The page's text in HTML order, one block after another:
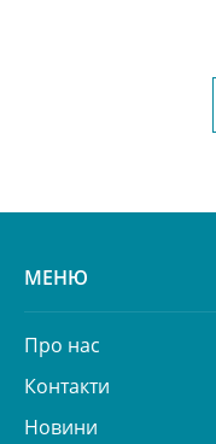
МЕНЮ
Про нас
Контакти
Новини